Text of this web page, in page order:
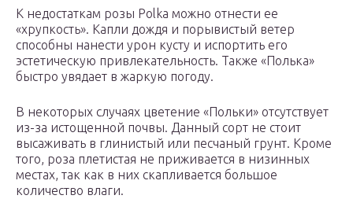
К недостаткам розы Polka можно отнести ее
«хрупкость». Капли дождя и порывистый ветер
способны нанести урон кусту и испортить его
эстетическую привлекательность. Также «Полька»
быстро увядает в жаркую погоду.
В некоторых случаях цветение «Польки» отсутствует
из-за истощенной почвы. Данный сорт не стоит
высаживать в глинистый или песчаный грунт. Кроме
того, роза плетистая не приживается в низинных
местах, так как в них скапливается большое
количество влаги.